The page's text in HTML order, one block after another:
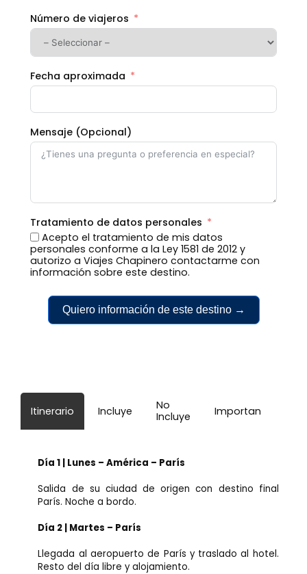
Número de viajeros
Fecha aproximada
Mensaje (Opcional)
Tratamiento de datos personales
Acepto el tratamiento de mis datos
personales conforme a la Ley 1581 de 2012 y
autorizo a Viajes Chapinero contactarme con
información sobre este destino.
Quiero información de este destino →
Itinerario Incluye
No
Incluye
Importante
Día 1 | Lunes – América – París
Salida de su ciudad de origen con destino final
París. Noche a bordo.
Día 2 | Martes – París
Llegada al aeropuerto de París y traslado al hotel.
Resto del día libre y alojamiento.